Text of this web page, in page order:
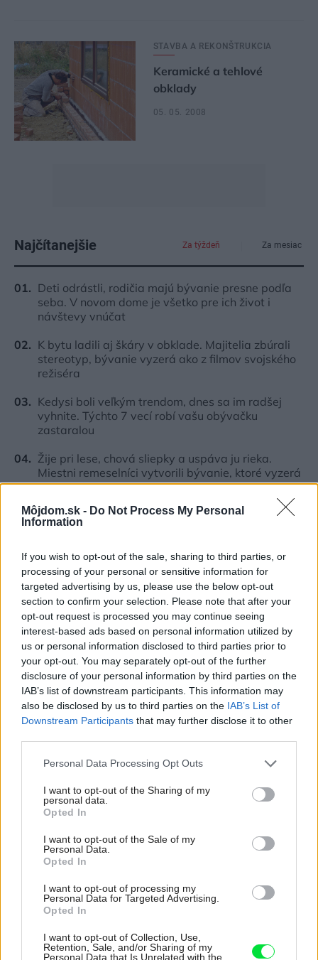
Môjdom.sk - Do Not Process My Personal
Information
If you wish to opt-out of the sale, sharing to third parties, or
processing of your personal or sensitive information for
targeted advertising by us, please use the below opt-out
section to confirm your selection. Please note that after your
opt-out request is processed you may continue seeing
interest-based ads based on personal information utilized by
us or personal information disclosed to third parties prior to
your opt-out. You may separately opt-out of the further
disclosure of your personal information by third parties on the
IAB’s list of downstream participants. This information may
also be disclosed by us to third parties on the IAB’s List of
Downstream Participants that may further disclose it to other
Please note that this website/app uses one or more Google
not limited to your visit or usage behaviour. You may click to
grant or deny consent to Google and its third-party tags to
use your data for below specified purposes in below Google
consent section.
Personal Data Processing Opt Outs
I want to opt-out of the Sharing of my
personal data.
Opted In
I want to opt-out of the Sale of my
Personal Data.
Opted In
I want to opt-out of processing my
Personal Data for Targeted Advertising.
Opted In
I want to opt-out of Collection, Use,
Retention, Sale, and/or Sharing of my
Personal Data that Is Unrelated with the
STAVBA A REKONŠTRUKCIA
Keramické a tehlové
obklady
05. 05. 2008
Najčítanejšie Za týždeň Za mesiac
Deti odrástli, rodičia majú bývanie presne podľa
seba. V novom dome je všetko pre ich život i
návštevy vnúčat
K bytu ladili aj škáry v obklade. Majitelia zbúrali
stereotyp, bývanie vyzerá ako z filmov svojského
režiséra
Kedysi boli veľkým trendom, dnes sa im radšej
vyhnite. Týchto 7 vecí robí vašu obývačku
zastaralou
Žije pri lese, chová sliepky a uspáva ju rieka.
Miestni remeselníci vytvorili bývanie, ktoré vyzerá
ako malý raj
V dome v lese vyriešili známy problém. Dvaja
majitelia v ňom majú dosť súkromia aj miesto pre
Inšpirácie
kuchyňa,textil, zelená
Najnovšie príspevky
Re: Takto sa rieši málo úložného miesta. V tomto byte
stačil jeden prvok | Môjdom.sk